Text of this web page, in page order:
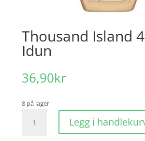
Thousand Island
Idun
36,90kr
8 på lager
Island
Legg i